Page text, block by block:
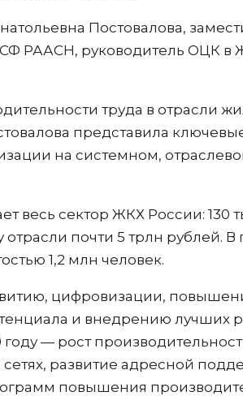
Постовалова,
РААСН, руководитель ОЦК в
труда в отрасли
представила
на системном,
весь сектор ЖКХ России: 130
почти 5 трлн рублей.
1,2 млн человек.
цифровизации,
и внедрению лучших
— рост
развитие адресной
повышения